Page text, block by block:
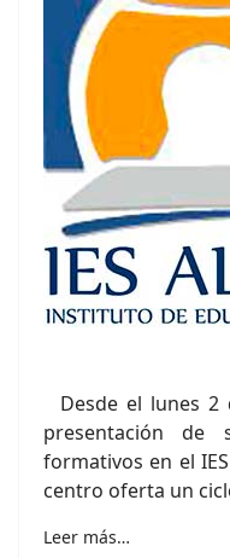
Desde el lunes 2
presentación de
formativos en el
centro oferta un
Leer más…